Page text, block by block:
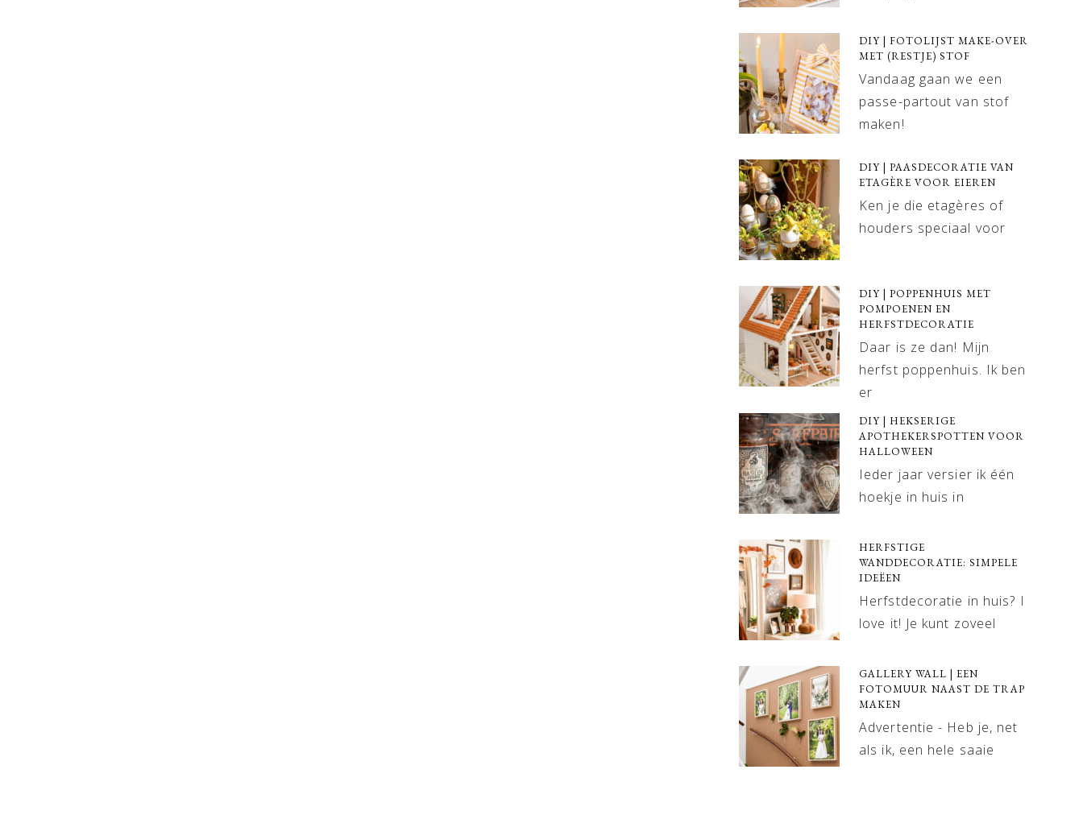
DIY | FOTOLIJST MAKE-OVER
MET (RESTJE) STOF
Vandaag gaan we een
passe-partout van stof
maken!
DIY | PAASDECORATIE VAN
ETAGÈRE VOOR EIEREN
Ken je die etagères of
houders speciaal voor
DIY | POPPENHUIS MET
POMPOENEN EN
HERFSTDECORATIE
Daar is ze dan! Mijn
herfst poppenhuis. Ik ben
er
DIY | HEKSERIGE
APOTHEKERSPOTTEN VOOR
HALLOWEEN
Ieder jaar versier ik één
hoekje in huis in
HERFSTIGE
WANDDECORATIE: SIMPELE
IDEËEN
Herfstdecoratie in huis? I
love it! Je kunt zoveel
GALLERY WALL | EEN
FOTOMUUR NAAST DE TRAP
MAKEN
Advertentie - Heb je, net
als ik, een hele saaie